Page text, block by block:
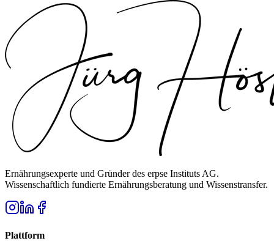
Ernährungsexperte und Gründer des erpse Instituts AG.
Wissenschaftlich fundierte Ernährungsberatung und Wissenstransfer.
Plattform